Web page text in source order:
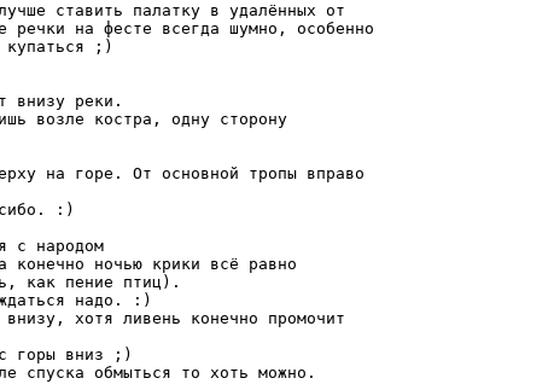
ставить палатку в удалённых от
речки на фесте всегда шумно, особенно
купаться ;)
внизу реки.
возле костра, одну сторону
на горе. От основной тропы вправо
:)
с народом
конечно ночью крики всё равно
как пение птиц).
надо. :)
хотя ливень конечно промочит
горы вниз ;)
спуска обмыться то хоть можно.